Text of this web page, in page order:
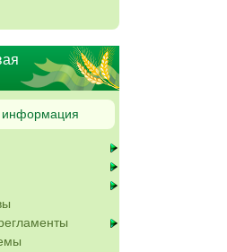
информация